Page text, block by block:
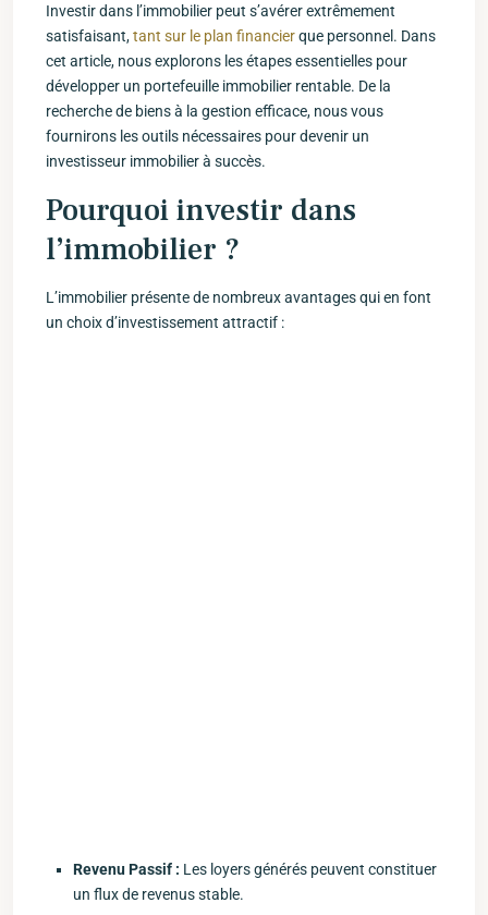
Investir dans l’immobilier peut s’avérer extrêmement
⁢satisfaisant,tant sur le plan financierque personnel. Dans
cet article, nous explorons les étapes‌ essentielles pour
développer ⁢un portefeuille immobilier rentable. De la
recherche de⁣ biens ⁤à la gestion efficace, nous vous
fournirons les outils nécessaires pour devenir un
‍investisseur immobilier à succès.
Pourquoi investir dans
l’immobilier ?
L’immobilier ​présente de nombreux avantages ⁣qui en font
un⁢ choix d’investissement ‌attractif :
Revenu Passif : Les loyers générés peuvent constituer
un flux de revenus stable.